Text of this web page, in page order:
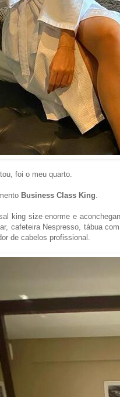
foi o meu quarto.
Business Class King.
king size enorme e
cafeteira Nespresso, tábua
de cabelos profissional.